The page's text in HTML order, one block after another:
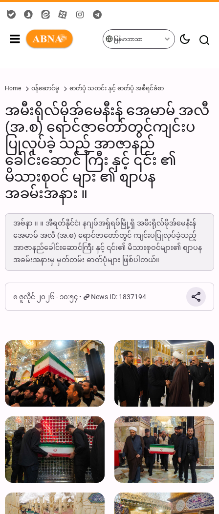
မြန်မာဘာသာ
Home ဝန်ဆောင်မှု ဓာတ်ပုံ သတင်း နှင့် ဓာတ်ပုံ အစီရင်ခံစာ
အမီးရိုလ်မိုအ်မေနီးန် အေမာမ် အလီ
(အ.စ) ရောင်ဇာတော်တွင်ကျင်းပ
ပြုလုပ်ခဲ့ သည့် အာဇာနည်
ခေါင်းဆောင် ကြီး နှင့် ၎င်း ၏
မိသားစုဝင် များ ၏ စျာပန
အခမ်းအနား ။
အဗ်နာ ။ ။ အီရတ်နိုင်ငံ၊ နဂျဖ်အရှ်ရဖ်မြို့ရှိ အမီးရိုလ်မိုအ်မေနီးန်
အေမာမ် အလီ (အ.စ) ရောင်ဇာတော်တွင် ကျင်းပပြုလုပ်ခဲ့သည့်
အာဇာနည်ခေါင်းဆောင်ကြီး နှင့် ၎င်း၏ မိသားစုဝင်များ၏ စျာပန
အခမ်းအနားမှ မှတ်တမ်း ဓာတ်ပုံများ ဖြစ်ပါတယ်။
၈ ဇူလိုင် ၂၀၂၆ - ၁၀:၅၄ News ID: 1837194